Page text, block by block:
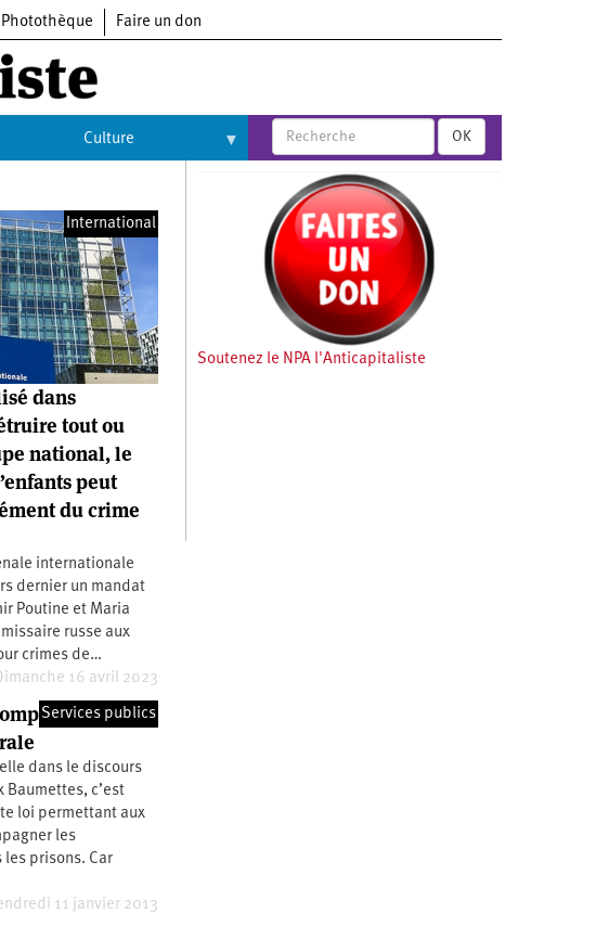
Photothèque Faire un don
Culture
Arts
Cinéma
Expositions
Livres
OK
International
dans
tout ou
national, le
peut
du crime
internationale
dernier un mandat
Poutine et Maria
russe aux
crimes de…
16 avril 2023
Services publics
avec
dans le discours
Baumettes, c’est
loi permettant aux
les
prisons. Car
11 janvier 2013
Soutenez le NPA l'Anticapitaliste